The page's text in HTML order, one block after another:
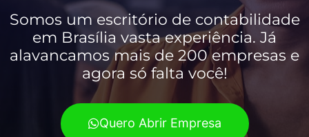
Somos um escritório de contabilidade
em Brasília vasta experiência. Já
alavancamos mais de 200 empresas e
agora só falta você!
Quero Abrir Empresa